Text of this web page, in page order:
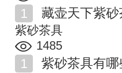
藏壶天下紫
紫砂茶具
1485
紫砂茶具有